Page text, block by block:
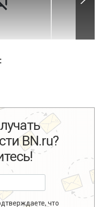
BN.ru?
что